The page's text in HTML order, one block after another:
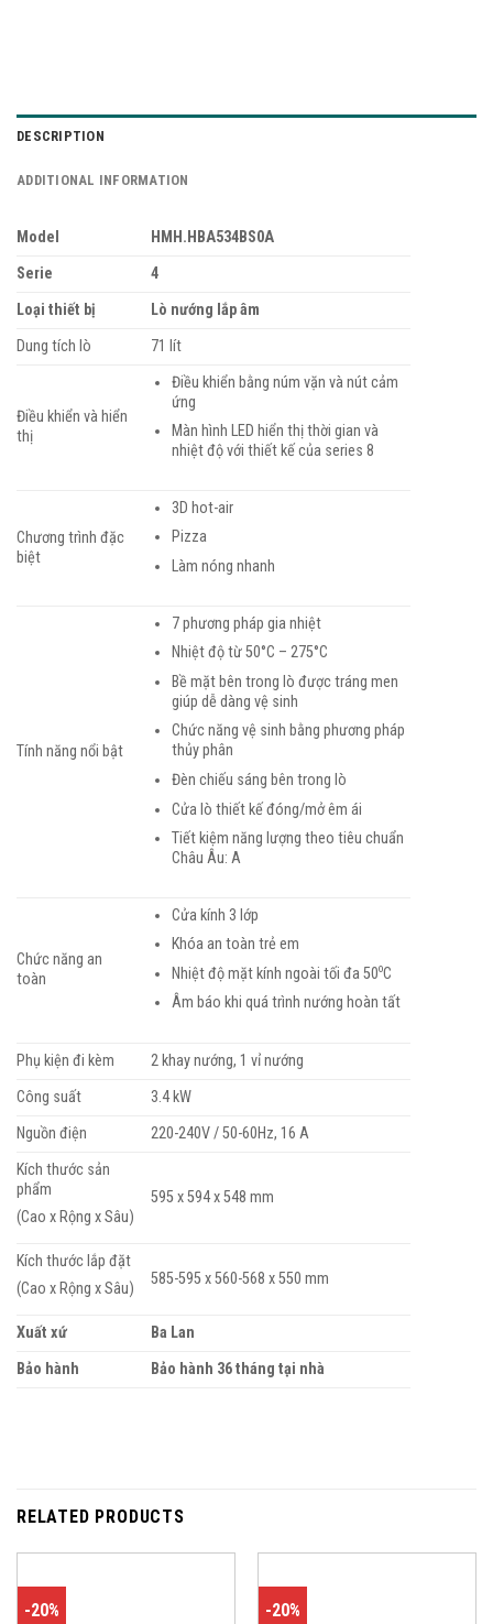
DESCRIPTION
ADDITIONAL INFORMATION
Model
HMH.HBA534BS0A
Serie
4
Loại thiết bị
Lò nướng lắp âm
Dung tích lò
71 lít
Điều khiển và hiển
thị
Điều khiển bằng núm vặn và nút cảm
ứng
Màn hình LED hiển thị thời gian và
nhiệt độ với thiết kế của series 8
Chương trình đặc
biệt
3D hot-air
Pizza
Làm nóng nhanh
Tính năng nổi bật
7 phương pháp gia nhiệt
Nhiệt độ từ 50°C – 275°C
Bề mặt bên trong lò được tráng men
giúp dễ dàng vệ sinh
Chức năng vệ sinh bằng phương pháp
thủy phân
Đèn chiếu sáng bên trong lò
Cửa lò thiết kế đóng/mở êm ái
Tiết kiệm năng lượng theo tiêu chuẩn
Châu Âu: A
Chức năng an
toàn
Cửa kính 3 lớp
Khóa an toàn trẻ em
Nhiệt độ mặt kính ngoài tối đa 50oC
Âm báo khi quá trình nướng hoàn tất
Phụ kiện đi kèm
2 khay nướng, 1 vỉ nướng
Công suất
3.4 kW
Nguồn điện
220-240V / 50-60Hz, 16 A
Kích thước sản
phẩm
(Cao x Rộng x Sâu)
595 x 594 x 548 mm
Kích thước lắp đặt
(Cao x Rộng x Sâu)
585-595 x 560-568 x 550 mm
Xuất xứ
Ba Lan
Bảo hành
Bảo hành 36 tháng tại nhà
RELATED PRODUCTS
-20% -20%